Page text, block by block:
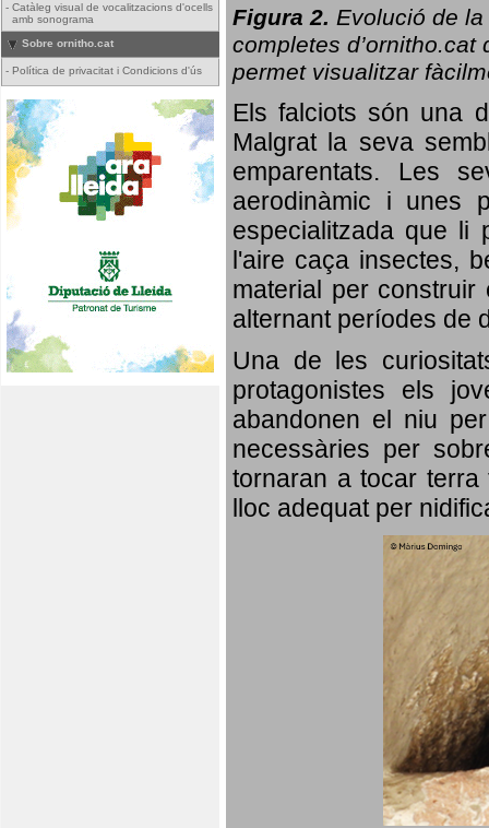
- Catàleg visual de vocalitzacions d'ocells
amb sonograma
Sobre ornitho.cat
- Política de privacitat i Condicions d'ús
Figura 2. Evolució de la
completes d’ornitho.cat
permet visualitzar
Els falciots són una
Malgrat la seva
emparentats. Les
aerodinàmic i unes
especialitzada que li
l'aire caça insectes,
material per
alternant períodes de
Una de les
protagonistes els
abandonen el niu
necessàries per
tornaran a tocar
lloc adequat per